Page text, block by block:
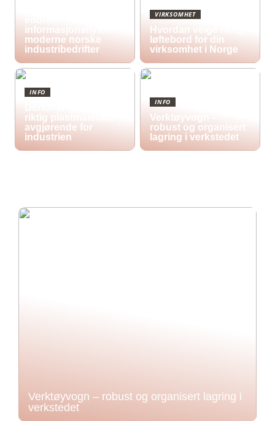
informasjonsflyten i
moderne norske
industribedrifter
VIRKSOMHET
Hvordan velge riktig
løftebord for din
virksomhet i Norge
INFO
riktig plastmateriale
avgjørende for
industrien
INFO
Verktøyvogn –
robust og organisert
lagring i verkstedet
Verktøyvogn – robust og organisert lagring i
verkstedet